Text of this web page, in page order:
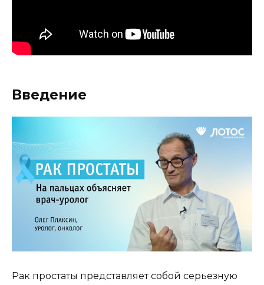
Введение
Рак простаты представляет собой серьезную